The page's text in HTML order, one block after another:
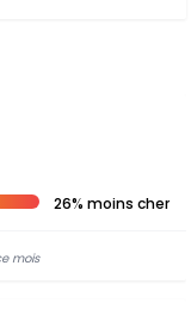
26% moins cher
mois